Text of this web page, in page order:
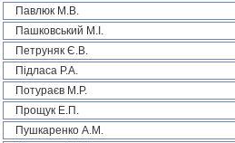
Павлюк М.В.
Пашковський М.І.
Петруняк Є.В.
Підласа Р.А.
Потураєв М.Р.
Прощук Е.П.
Пушкаренко А.М.